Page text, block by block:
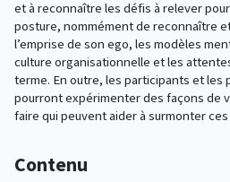
et à reconnaître les défis à relever
posture, nommément de reconnaître
l’emprise de son ego, les modèles
culture organisationnelle et les
terme. En outre, les participants et les
pourront expérimenter des façons de
faire qui peuvent aider à surmonter
Contenu